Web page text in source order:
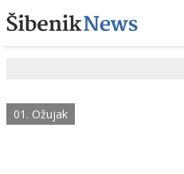
01. Ožujak